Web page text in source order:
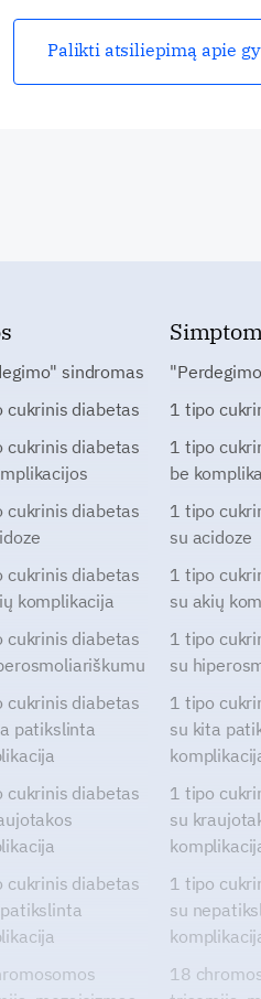
Palikti atsiliepimą apie
sindromas
cukrinis diabetas
cukrinis diabetas
cukrinis diabetas
cukrinis diabetas
komplikacija
cukrinis diabetas
cukrinis diabetas
patikslinta
cukrinis diabetas
cukrinis diabetas
1 tipo
1 tipo
be
1 tipo
su acidoze
1 tipo
su akių
1 tipo
su
1 tipo
su kita
1 tipo
su
1 tipo
su
18